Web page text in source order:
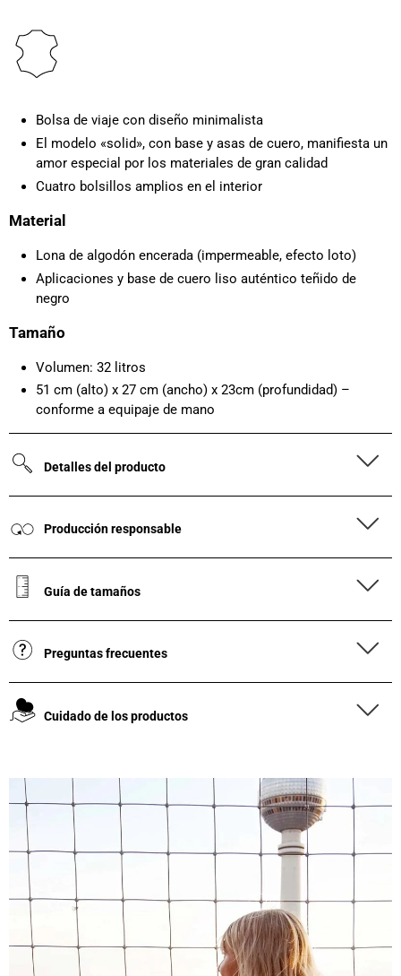
Bolsa de viaje con diseño minimalista
El modelo «solid», con base y asas de cuero, manifiesta un
amor especial por los materiales de gran calidad
Cuatro bolsillos amplios en el interior
Material
Lona de algodón encerada (impermeable, efecto loto)
Aplicaciones y base de cuero liso auténtico teñido de
negro
Tamaño
Volumen: 32 litros
51 cm (alto) x 27 cm (ancho) x 23cm (profundidad) –
conforme a equipaje de mano
Detalles del producto
Producción responsable
Guía de tamaños
Preguntas frecuentes
Cuidado de los productos